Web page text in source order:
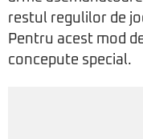
restul regulilor de
Pentru acest mod
concepute special.